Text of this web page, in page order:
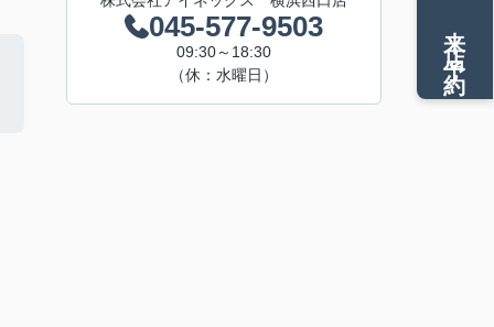
045-577-9503
09:30～18:30
（休：水曜日）
来店予約